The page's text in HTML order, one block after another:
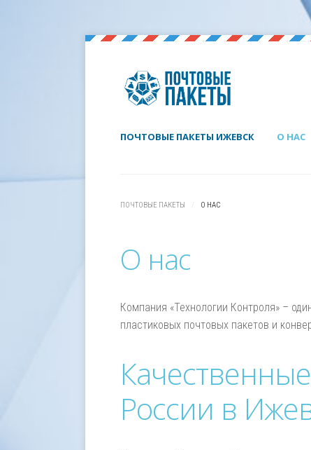
ПОЧТОВЫЕ ПАКЕТЫ ИЖЕВСК О НАС
ПОЧТОВЫЕ ПАКЕТЫ О НАС
О нас
Компания «Технологии Контроля» –
пластиковых почтовых пакетов и
России в